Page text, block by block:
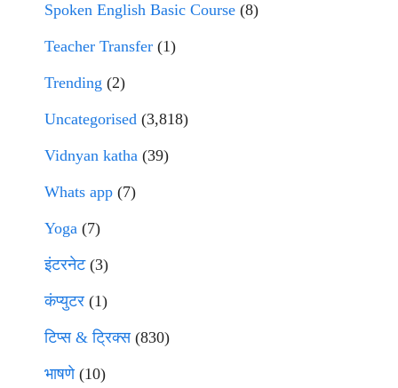
Spoken English Basic Course (8)
Teacher Transfer (1)
Trending (2)
Uncategorised (3,818)
Vidnyan katha (39)
Whats app (7)
Yoga (7)
इंटरनेट(3)
कंप्युटर (1)
टिप्स & ट्रिक्स(830)
भाषणे(10)